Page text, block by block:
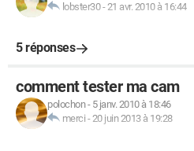
lobster30-21 avr. 2010 à 16:44
5 réponses
comment tester ma cam
polochon- 5 janv. 2010 à 18:46
merci -20 juin 2013 à 19:28